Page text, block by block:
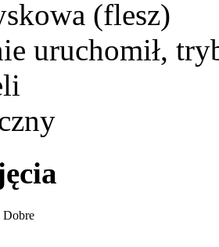
(flesz)
uruchomił,
Dobre